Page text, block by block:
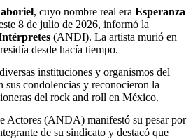
, cuyo nombre real era Esperanza
8 de julio de 2026, informó la
(ANDI). La artista murió en
desde hacía tiempo.
instituciones y organismos del
sus condolencias y reconocieron la
del rock and roll en México.
Actores (ANDA) manifestó su pesar por
de su sindicato y destacó que